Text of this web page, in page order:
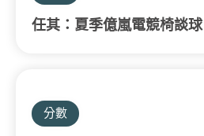
任其：夏季億嵐電競椅談球
分數